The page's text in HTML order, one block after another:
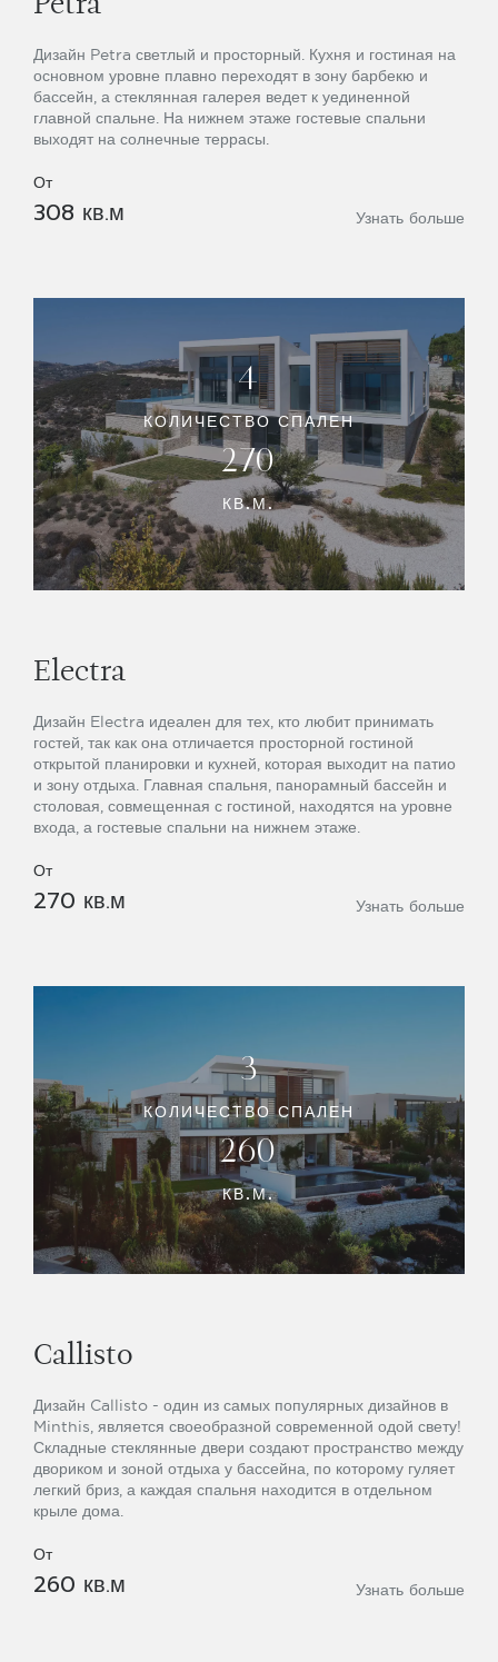
Дизайн Petra светлый и просторный. Кухня и гостиная на
основном уровне плавно переходят в зону барбекю и
бассейн, а стеклянная галерея ведет к уединенной
главной спальне. На нижнем этаже гостевые спальни
выходят на солнечные террасы.
От
308 кв.м Узнать больше
4
КОЛИЧЕСТВО СПАЛЕН
270
КВ.М.
Electra
Дизайн Electra идеален для тех, кто любит принимать
гостей, так как она отличается просторной гостиной
открытой планировки и кухней, которая выходит на патио
и зону отдыха. Главная спальня, панорамный бассейн и
столовая, совмещенная с гостиной, находятся на уровне
входа, а гостевые спальни на нижнем этаже.
От
270 кв.м Узнать больше
3
КОЛИЧЕСТВО СПАЛЕН
260
КВ.М.
Callisto
Дизайн Callisto - один из самых популярных дизайнов в
Minthis, является своеобразной современной одой свету!
Складные стеклянные двери создают пространство между
двориком и зоной отдыха у бассейна, по которому гуляет
легкий бриз, а каждая спальня находится в отдельном
крыле дома.
От
260 кв.м Узнать больше